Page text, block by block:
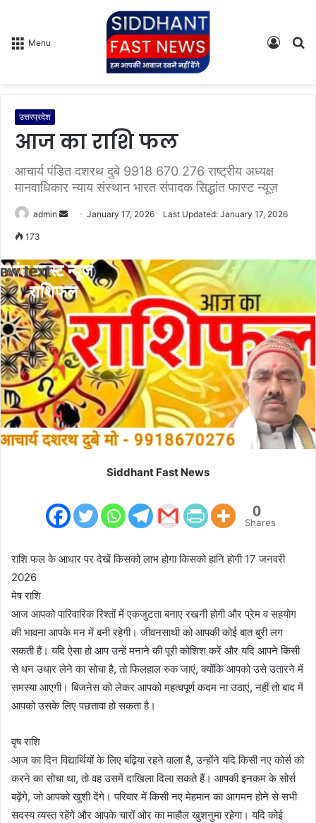
Menu
Log
उत्तरप्रदेश
आज का राशि फल
आचार्य पंडित दशरथ दुबे 9918 670 276 राष्ट्रीय अध्यक्ष
मानवाधिकार न्याय संस्थान भारत संपादक सिद्धांत फास्ट न्यूज़
admin
d
a
n
e
m
a
i
l
January 17, 2026 Last Updated: January 17, 2026
173
Siddhant Fast News
0
Shares
राशि फल के आधार पर देखें किसको लाभ होगा किसको हानि होगी 17 जनवरी
2026
मेष राशि
आज आपको पारिवारिक रिश्तों में एकजुटता बनाए रखनी होगी और प्रेम व सहयोग
की भावना आपके मन में बनी रहेगी। जीवनसाथी को आपकी कोई बात बुरी लग
सकती हैं। यदि ऐसा हो आप उन्हें मनाने की पूरी कोशिश करें और यदि आपने किसी
से धन उधार लेने का सोचा है, तो फिलहाल रुक जाएं, क्योंकि आपको उसे उतारने में
समस्या आएगी। बिजनेस को लेकर आपको महत्वपूर्ण कदम ना उठाएं, नहीं तो बाद में
आपको उसके लिए पछतावा हो सकता है।
वृष राशि
आज का दिन विद्यार्थियों के लिए बढ़िया रहने वाला है, उन्होंने यदि किसी नए कोर्स को
करने का सोचा था, तो वह उसमें दाखिला दिला सकते हैं। आपकी इनकम के सोर्स
बढ़ेंगे, जो आपको खुशी देंगे। परिवार में किसी नए मेहमान का आगमन होने से सभी
सदस्य व्यस्त रहेंगे और आपके चारों ओर का माहौल खुशनुमा रहेगा। यदि कोई